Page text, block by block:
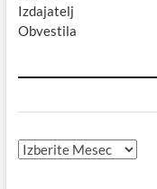
Izdajatelj
Obvestila
Arhiv